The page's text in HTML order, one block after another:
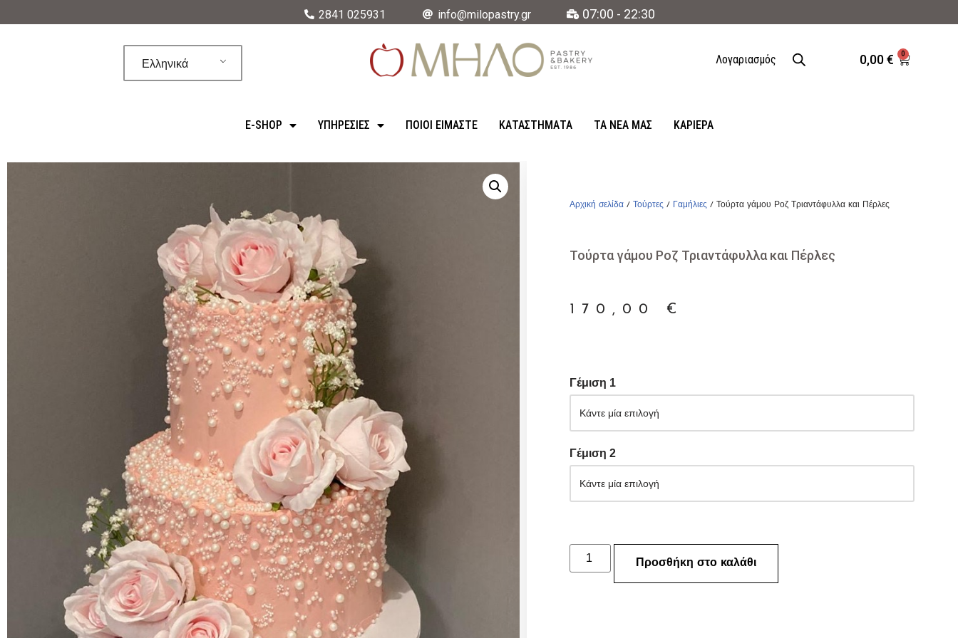
2841 025931 info@milopastry.gr 07:00 - 22:30
Ελληνικά Λογαριασμός 0,00€ 0
E-SHOP ΥΠΗΡΕΣΊΕΣ ΠΟΙΟΙ ΕΙΜΑΣΤΕ ΚΑΤΑΣΤΉΜΑΤΑ ΤΑ ΝΈΑ ΜΑΣ ΚΑΡΙΈΡΑ
Αρχική σελίδα / Τούρτες / Γαμήλιες / Τούρτα γάμου Ροζ Τριαντάφυλλα και Πέρλες
Τούρτα γάμου Ροζ Τριαντάφυλλα και Πέρλες
170,00 €
Γέμιση 1
Γέμιση 2
Προσθήκη στο καλάθι